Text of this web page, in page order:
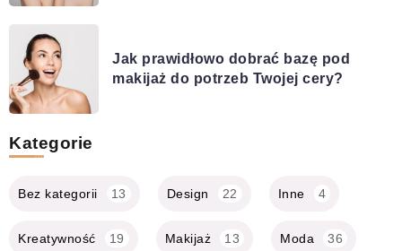
Jak prawidłowo dobrać bazę pod
makijaż do potrzeb Twojej cery?
Kategorie
Bez kategorii 13 Design 22 Inne 4
Kreatywność 19 Makijaż 13 Moda 36